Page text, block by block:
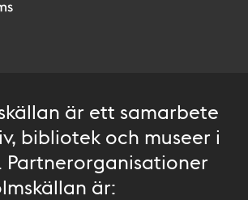
är ett samarbete
bibliotek och museer i
Partnerorganisationer
är: